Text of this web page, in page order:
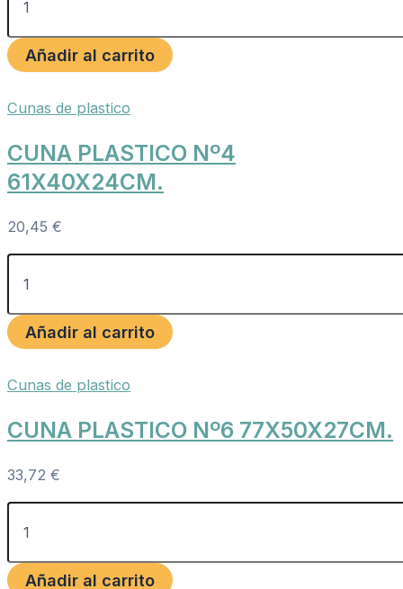
Añadir al carrito
Cunas de plastico
CUNA PLASTICO Nº4
61X40X24CM.
20,45 €
Añadir al carrito
Cunas de plastico
CUNA PLASTICO Nº6 77X50X27CM.
33,72 €
Añadir al carrito